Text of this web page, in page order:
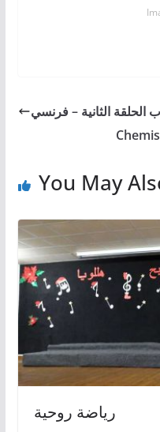
الثانية – فرنسي
You May
رياضة روحية